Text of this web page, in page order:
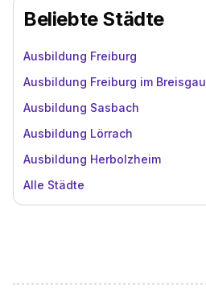
Beliebte Städte
Ausbildung Freiburg
Ausbildung Freiburg im Breisgau
Ausbildung Sasbach
Ausbildung Lörrach
Ausbildung Herbolzheim
Alle Städte